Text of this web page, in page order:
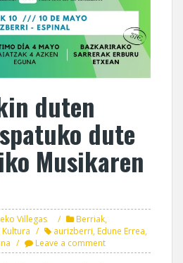
duten
dute
Musikaren
Villegas Berriak,
Kultura aurizberri,Edune Errea,
Leave a comment